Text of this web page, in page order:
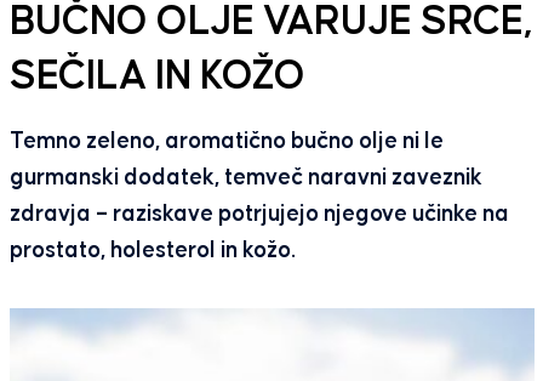
BUČNO OLJE VARUJE SRCE,
SEČILA IN KOŽO
Temno zeleno, aromatično bučno olje ni le
gurmanski dodatek, temveč naravni zaveznik
zdravja – raziskave potrjujejo njegove učinke na
prostato, holesterol in kožo.